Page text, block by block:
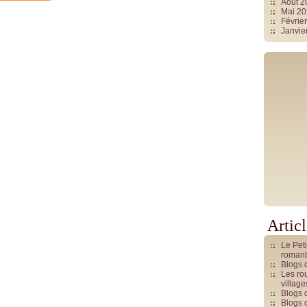
Août
Mai
Le
Blogs
Les
Blogs
Blogs